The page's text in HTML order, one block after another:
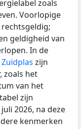
zoals
Voorlopige
geldigheid van
In de
zijn
zoals het
van het
zijn
2026, na deze
kenmerken